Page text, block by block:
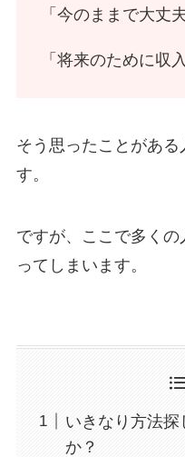
「今のままで大丈
「将来のために収
そう思ったことがあ
す。
ですが、ここで多く
ってしまいます。
いきなり方法
か？